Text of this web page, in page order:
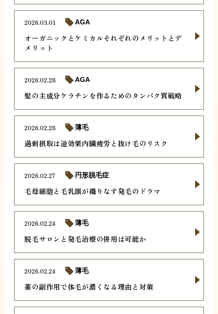
オーガニックとケミカルそれぞれのメリットとデ
メリット
2026.03.01 AGA
髪の主成分ケラチンを作るためのタンパク質戦略
2026.02.28 AGA
過剰摂取は逆効果内臓疲労と抜け毛のリスク
2026.02.28 薄毛
毛母細胞と毛乳頭が織りなす発毛のドラマ
2026.02.27 円形脱毛症
脱毛サロンと発毛治療の併用は可能か
2026.02.24 薄毛
薬の副作用で体毛が濃くなる理由と対策
2026.02.24 薄毛